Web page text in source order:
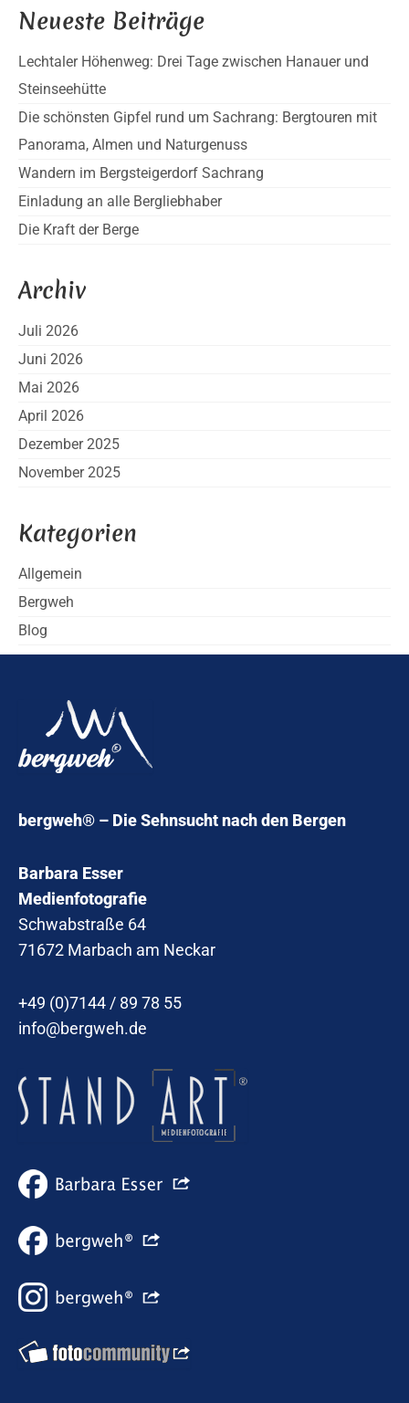
Neueste Beiträge
Lechtaler Höhenweg: Drei Tage zwischen Hanauer und
Steinseehütte
Die schönsten Gipfel rund um Sachrang: Bergtouren mit
Panorama, Almen und Naturgenuss
Wandern im Bergsteigerdorf Sachrang
Einladung an alle Bergliebhaber
Die Kraft der Berge
Archiv
Juli 2026
Juni 2026
Mai 2026
April 2026
Dezember 2025
November 2025
Kategorien
Allgemein
Bergweh
Blog
bergweh® – Die Sehnsucht nach den Bergen
Barbara Esser
Medienfotografie
Schwabstraße 64
71672 Marbach am Neckar
+49 (0)7144 / 89 78 55
info@bergweh.de